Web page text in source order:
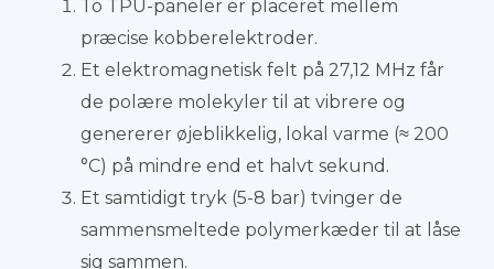
To TPU-paneler er placeret mellem
præcise kobberelektroder.
Et elektromagnetisk felt på 27,12 MHz får
de polære molekyler til at vibrere og
genererer øjeblikkelig, lokal varme (≈ 200
°C) på mindre end et halvt sekund.
Et samtidigt tryk (5-8 bar) tvinger de
sammensmeltede polymerkæder til at låse
sig sammen.